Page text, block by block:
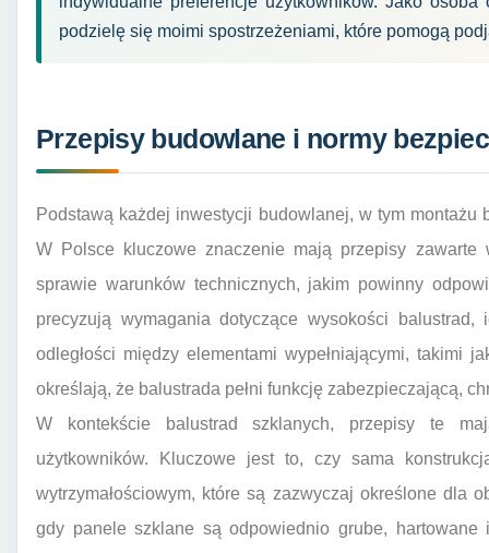
podzielę się moimi spostrzeżeniami, które pomogą
Przepisy budowlane i normy
Podstawą każdej inwestycji budowlanej, w tym montażu
W Polsce kluczowe znaczenie mają przepisy zawarte
sprawie warunków technicznych, jakim powinny
precyzują wymagania dotyczące wysokości balustrad,
odległości między elementami wypełniającymi, takimi
określają, że balustrada pełni funkcję zabezpieczającą,
W kontekście balustrad szklanych, przepisy te
użytkowników. Kluczowe jest to, czy sama
wytrzymałościowym, które są zazwyczaj określone dla
gdy panele szklane są odpowiednio grube,